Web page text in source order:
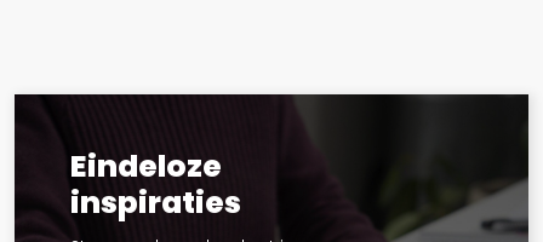
Eindeloze
inspiraties